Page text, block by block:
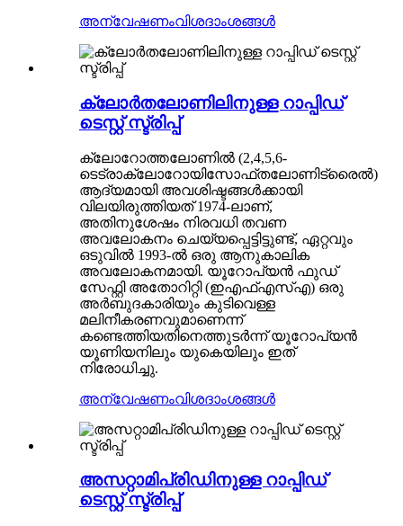
അന്വേഷണംവിശദാംശങ്ങൾ
ക്ലോർതലോണിലിനുള്ള റാപ്പിഡ്
ടെസ്റ്റ് സ്ട്രിപ്പ്
ക്ലോറോത്തലോണിൽ (2,4,5,6-
ടെട്രാക്ലോറോയിസോഫ്തലോണിട്രൈൽ)
ആദ്യമായി അവശിഷ്ടങ്ങൾക്കായി
വിലയിരുത്തിയത് 1974-ലാണ്,
അതിനുശേഷം നിരവധി തവണ
അവലോകനം ചെയ്യപ്പെട്ടിട്ടുണ്ട്, ഏറ്റവും
ഒടുവിൽ 1993-ൽ ഒരു ആനുകാലിക
അവലോകനമായി. യൂറോപ്യൻ ഫുഡ്
സേഫ്റ്റി അതോറിറ്റി (ഇഎഫ്എസ്എ) ഒരു
അർബുദകാരിയും കുടിവെള്ള
മലിനീകരണവുമാണെന്ന്
കണ്ടെത്തിയതിനെത്തുടർന്ന് യൂറോപ്യൻ
യൂണിയനിലും യുകെയിലും ഇത്
നിരോധിച്ചു.
അന്വേഷണംവിശദാംശങ്ങൾ
അസറ്റാമിപ്രിഡിനുള്ള റാപ്പിഡ്
ടെസ്റ്റ് സ്ട്രിപ്പ്